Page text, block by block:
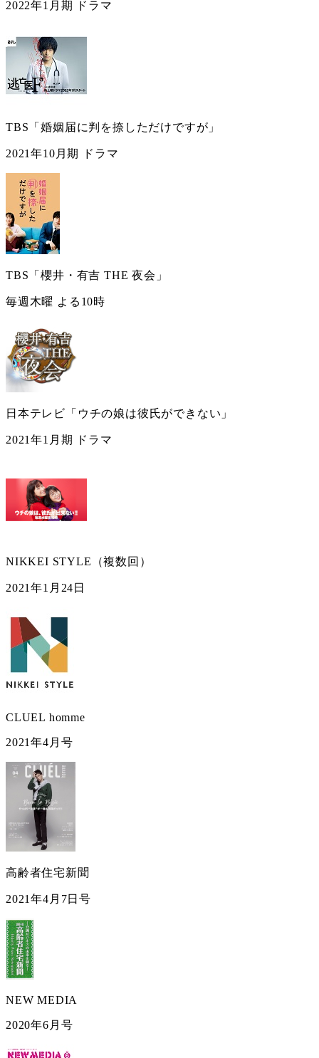
2022年1月期 ドラマ
TBS「婚姻届に判を捺しただけですが」
2021年10月期 ドラマ
TBS「櫻井・有吉 THE 夜会」
毎週木曜 よる10時
日本テレビ「ウチの娘は彼氏ができない」
2021年1月期 ドラマ
NIKKEI STYLE（複数回）
2021年1月24日
CLUEL homme
2021年4月号
高齢者住宅新聞
2021年4月7日号
NEW MEDIA
2020年6月号